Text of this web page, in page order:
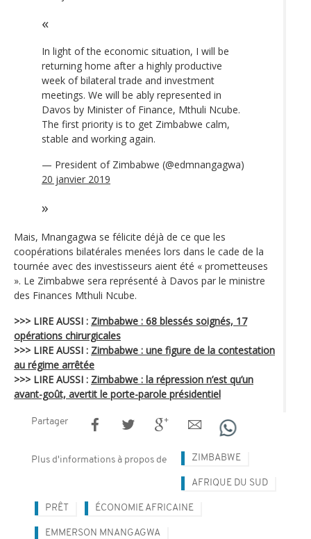
In light of the economic situation, I will be
returning home after a highly productive
week of bilateral trade and investment
meetings. We will be ably represented in
Davos by Minister of Finance, Mthuli Ncube.
The first priority is to get Zimbabwe calm,
stable and working again.
— President of Zimbabwe (@edmnangagwa)
20 janvier 2019
Mais, Mnangagwa se félicite déjà de ce que les
coopérations bilatérales menées lors dans le cade de la
tournée avec des investisseurs aient été « prometteuses
». Le Zimbabwe sera représenté à Davos par le ministre
des Finances Mthuli Ncube.
>>> LIRE AUSSI : Zimbabwe : 68 blessés soignés, 17
opérations chirurgicales
>>> LIRE AUSSI : Zimbabwe : une figure de la contestation
au régime arrêtée
>>> LIRE AUSSI : Zimbabwe : la répression n’est qu’un
avant-goût, avertit le porte-parole présidentiel
Partager
Plus d'informations à propos de ZIMBABWE
AFRIQUE DU SUD
PRÊT ÉCONOMIE AFRICAINE
EMMERSON MNANGAGWA